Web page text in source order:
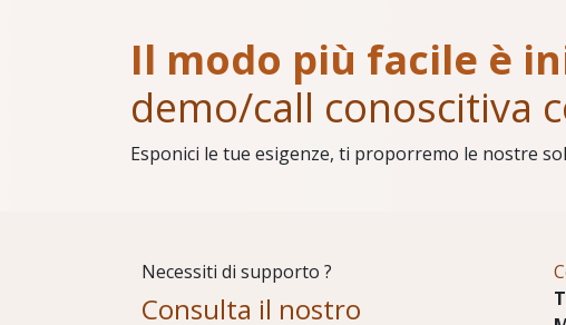
Il modo più facile è
demo/call conoscitiva
Esponici le tue esigenze, ti proporremo le nostre
Necessiti di supporto ?
Consulta il nostro